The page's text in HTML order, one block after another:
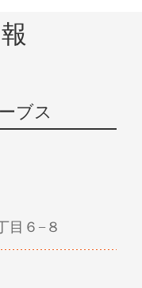
ブス
目６−８